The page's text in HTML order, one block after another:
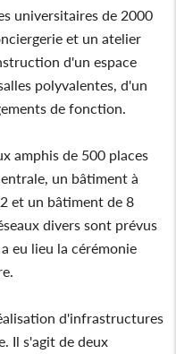
universitaires de 2000
et un atelier
d'un espace
polyvalentes, d'un
de fonction.
amphis de 500 places
un bâtiment à
et un bâtiment de 8
divers sont prévus
eu lieu la cérémonie
d'infrastructures
Il s'agit de deux